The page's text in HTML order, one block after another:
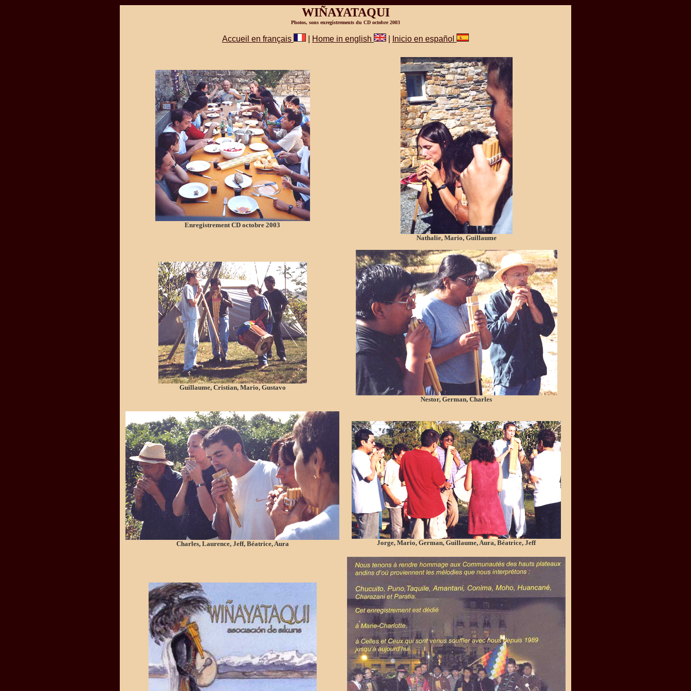
WIÑAYATAQUI
Photos, sons enregistrements du CD octobre 2003
Accueil en français Home in english Inicio en español
Enregistrement CD octobre 2003
Nathalie, Mario, Guillaume
Guillaume, Cristian, Mario, Gustavo
Nestor, German, Charles
Charles, Laurence, Jeff, Béatrice, Aura Jorge, Mario, German, Guillaume, Aura, Béatrice, Jeff